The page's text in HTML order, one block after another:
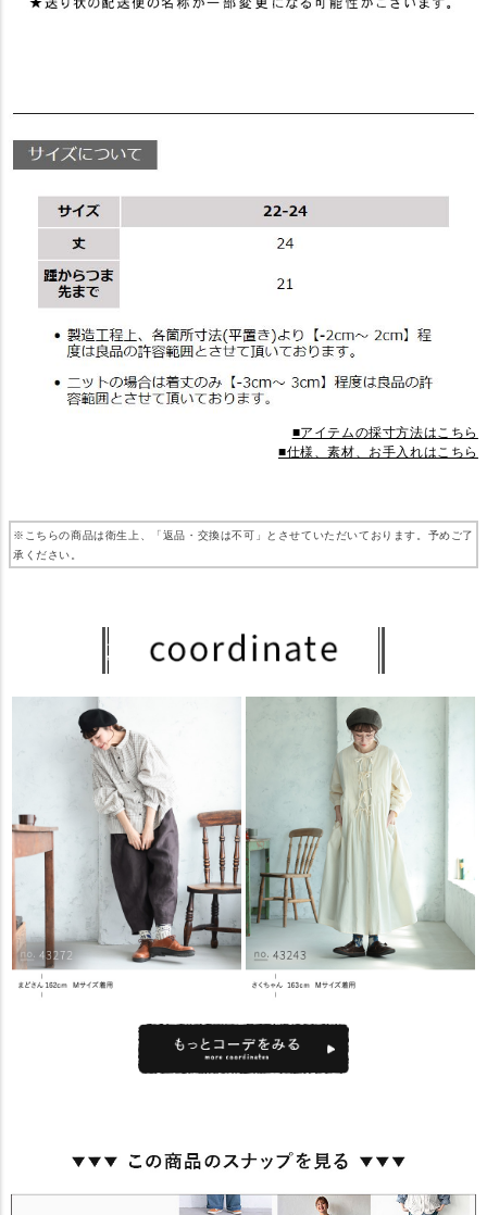
■アイテムの採寸方法はこちら
■仕様、素材、お手入れはこちら
※こちらの商品は衛生上、「返品・交換は不可」とさせていただいております。予めご了
承ください。